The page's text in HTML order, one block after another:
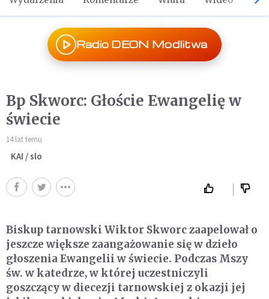
Radio DEON Modlitwa
Bp Skworc: Głoście Ewangelię w
świecie
14 lat temu
KAI / slo
Biskup tarnowski Wiktor Skworc zaapelował o
jeszcze większe zaangażowanie się w dzieło
głoszenia Ewangelii w świecie. Podczas Mszy
św. w katedrze, w której uczestniczyli
goszczący w diecezji tarnowskiej z okazji jej